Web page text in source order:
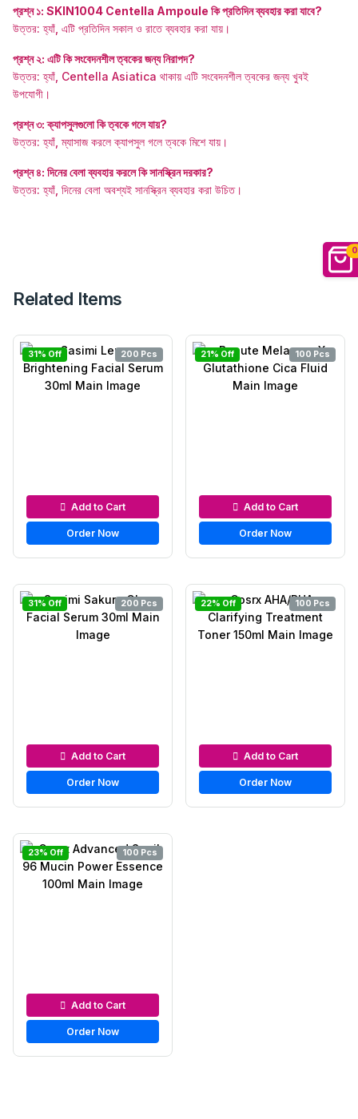
0
প্রশ্ন ১: SKIN1004 Centella Ampoule কি প্রতিদিন ব্যবহার করা যাবে?
উত্তর: হ্যাঁ, এটি প্রতিদিন সকাল ও রাতে ব্যবহার করা যায়।
প্রশ্ন ২: এটি কি সংবেদনশীল ত্বকের জন্য নিরাপদ?
উত্তর: হ্যাঁ, Centella Asiatica থাকায় এটি সংবেদনশীল ত্বকের জন্য খুবই
উপযোগী।
প্রশ্ন ৩: ক্যাপসুলগুলো কি ত্বকে গলে যায়?
উত্তর: হ্যাঁ, ম্যাসাজ করলে ক্যাপসুল গলে ত্বকে মিশে যায়।
প্রশ্ন ৪: দিনের বেলা ব্যবহার করলে কি সানস্ক্রিন দরকার?
উত্তর: হ্যাঁ, দিনের বেলা অবশ্যই সানস্ক্রিন ব্যবহার করা উচিত।
Related Items
31% Off 200 Pcs
Serums & Essences
Add to Cart
Order Now
21% Off 100 Pcs
Serums & Essences
Add to Cart
Order Now
31% Off 200 Pcs
Serums & Essences
Add to Cart
Order Now
22% Off 100 Pcs
Serums & Essences
Add to Cart
Order Now
23% Off 100 Pcs
Serums & Essences
Add to Cart
Order Now